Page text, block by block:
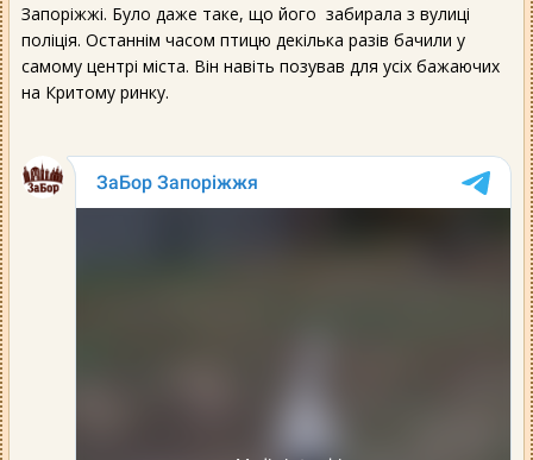
Запоріжжі. Було даже таке, що його забирала з вулиці
поліція. Останнім часом птицю декілька разів бачили у
самому центрі міста. Він навіть позував для усіх бажаючих
на Критому ринку.